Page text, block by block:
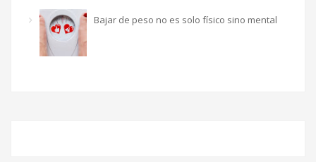
Bajar de peso no es solo físico sino mental